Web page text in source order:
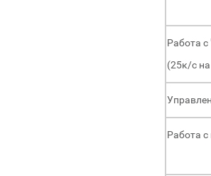
Работа
(25к/с
Работа